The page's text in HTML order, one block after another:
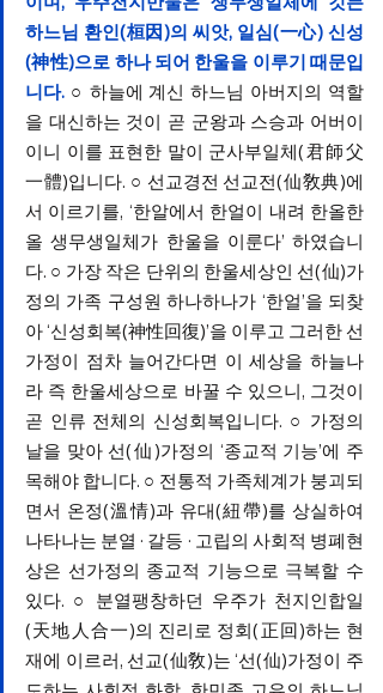
하느님 환인(桓因)의 씨앗, 일심(一心) 신성
(神性)으로 하나 되어 한울을 이루기 때문입
니다. ○ 하늘에 계신 하느님 아버지의 역할
을 대신하는 것이 곧 군왕과 스승과 어버이
이니 이를 표현한 말이 군사부일체(君師父
一體)입니다. ○ 선교경전 선교전(仙敎典)에
서 이르기를, ‘한알에서 한얼이 내려 한올한
올 생무생일체가 한울을 이룬다’ 하였습니
다. ○ 가장 작은 단위의 한울세상인 선(仙)가
정의 가족 구성원 하나하나가 ‘한얼’을 되찾
아 ‘신성회복(神性回復)’을 이루고 그러한 선
가정이 점차 늘어간다면 이 세상을 하늘나
라 즉 한울세상으로 바꿀 수 있으니, 그것이
곧 인류 전체의 신성회복입니다. ○ 가정의
날을 맞아 선(仙)가정의 ‘종교적 기능’에 주
목해야 합니다. ○ 전통적 가족체계가 붕괴되
면서 온정(溫情)과 유대(紐帶)를 상실하여
나타나는 분열 · 갈등 · 고립의 사회적 병폐현
상은 선가정의 종교적 기능으로 극복할 수
있다. ○ 분열팽창하던 우주가 천지인합일
(天地人合一)의 진리로 정회(正回)하는 현
재에 이르러, 선교(仙敎)는 ‘선(仙)가정이 주